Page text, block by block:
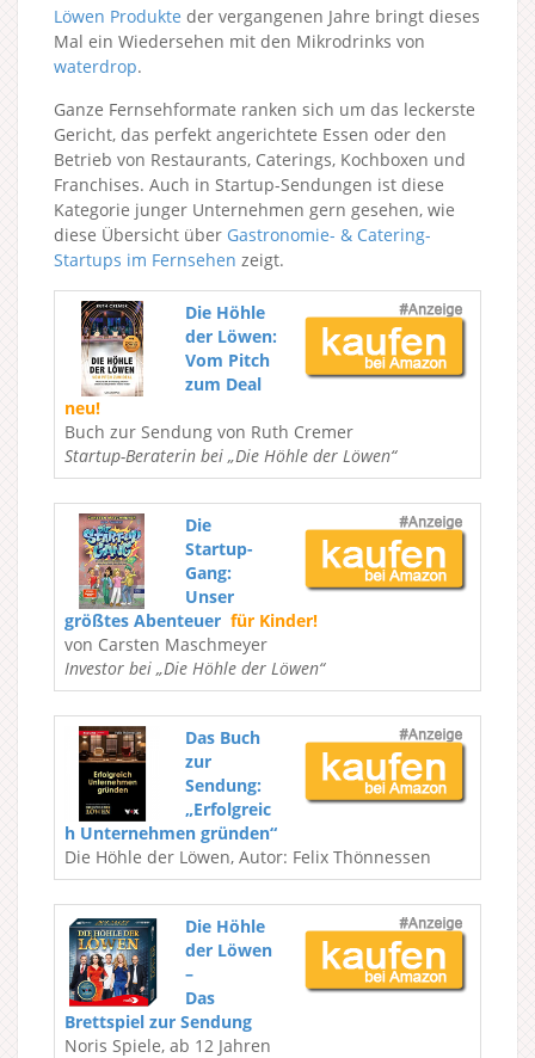
Löwen Produkte der vergangenen Jahre bringt dieses
Mal ein Wiedersehen mit den Mikrodrinks von
waterdrop.
Ganze Fernsehformate ranken sich um das leckerste
Gericht, das perfekt angerichtete Essen oder den
Betrieb von Restaurants, Caterings, Kochboxen und
Franchises. Auch in Startup-Sendungen ist diese
Kategorie junger Unternehmen gern gesehen, wie
diese Übersicht über Gastronomie- & Catering-
Startups im Fernsehen zeigt.
Die Höhle
der Löwen:
Vom Pitch
zum Deal
neu!
Buch zur Sendung von Ruth Cremer
Startup-Beraterin bei „Die Höhle der Löwen“
Die
Startup-
Gang:
Unser
größtes Abenteuer für Kinder!
von Carsten Maschmeyer
Investor bei „Die Höhle der Löwen“
Das Buch
zur
Sendung:
„Erfolgreic
h Unternehmen gründen“
Die Höhle der Löwen, Autor: Felix Thönnessen
Die Höhle
der Löwen
–
Das
Brettspiel zur Sendung
Noris Spiele, ab 12 Jahren